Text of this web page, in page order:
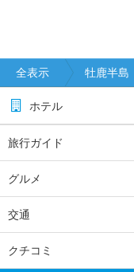
全表示 牡鹿半島
ホテル
旅行ガイド
グルメ
交通
クチコミ